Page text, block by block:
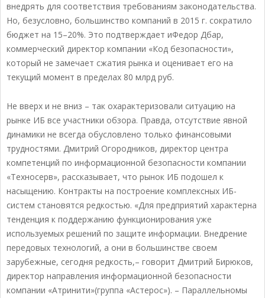
внедрять для соответствия требованиям законодательства.
Но, безусловно, большинство компаний в 2015 г. сократило
бюджет на 15–20%. Это подтверждает иФедор Дбар,
коммерческий директор компании «Код безопасности»,
который не замечает сжатия рынка и оценивает его на
текущий момент в пределах 80 млрд руб.
Не вверх и не вниз – так охарактеризовали ситуацию на
рынке ИБ все участники обзора. Правда, отсутствие явной
динамики не всегда обусловлено только финансовыми
трудностями. Дмитрий Огородников, директор центра
компетенций по информационной безопасности компании
«Техносерв», рассказывает, что рынок ИБ подошел к
насыщению. Контракты на построение комплексных ИБ-
систем становятся редкостью. «Для предприятий характерна
тенденция к поддержанию функционирования уже
используемых решений по защите информации. Внедрение
передовых технологий, а они в большинстве своем
зарубежные, сегодня редкость,– говорит Дмитрий Бирюков,
директор направления информационной безопасности
компании «Атринити»(группа «Астерос»). – Параллельномы